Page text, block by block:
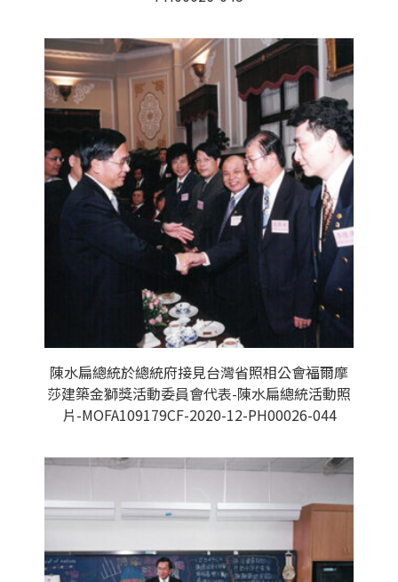
陳水扁總統於總統府接見台灣省照相公會福爾摩
莎建築金獅獎活動委員會代表-陳水扁總統活動照
片-MOFA109179CF-2020-12-PH00026-044